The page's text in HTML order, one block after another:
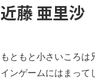
近藤 亜里沙
もともと小さいころ
インゲームにはまって